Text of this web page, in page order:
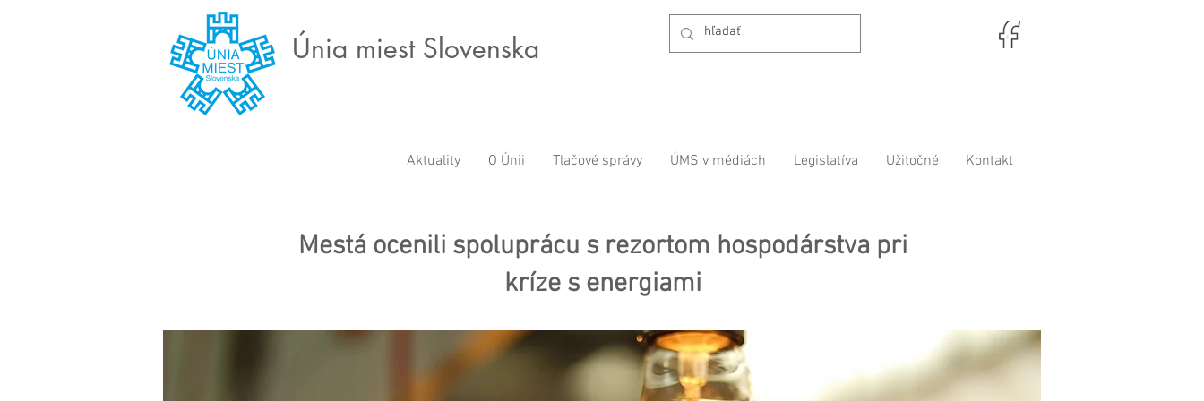
Únia miest Slovenska
Aktuality O Únii Tlačové správy ÚMS v médiách Legislatíva Užitočné Kontakt
Mestá ocenili spoluprácu s rezortom hospodárstva pri
kríze s energiami